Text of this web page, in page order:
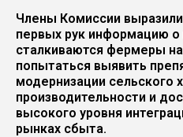
Члены Комиссии
первых рук информацию
сталкиваются фермеры
попытаться выявить
модернизации сельского
производительности и
высокого уровня
рынках сбыта.